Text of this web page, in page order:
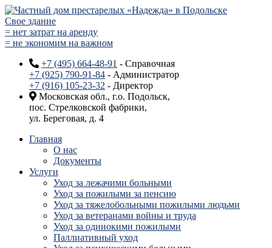
Свое здание
= нет затрат на аренду
= не экономим на важном
+7 (495) 664-48-91 - Справочная
+7 (925) 790-91-84 - Администратор
+7 (916) 105-23-32 - Директор
Московская обл., г.о. Подольск,
пос. Стрелковской фабрики,
ул. Береговая, д. 4
Главная
О нас
Документы
Услуги
Уход за лежачими больными
Уход за пожилыми за пенсию
Уход за тяжелобольными пожилыми людьми
Уход за ветеранами войны и труда
Уход за одинокими пожилыми
Паллиативный уход